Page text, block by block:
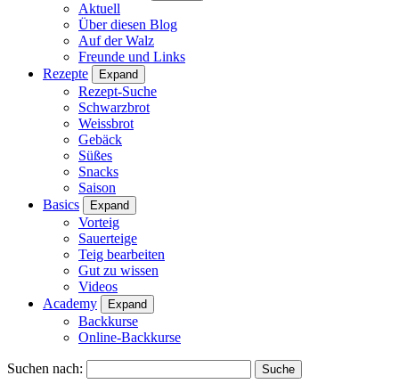
Aktuell
Über diesen Blog
Auf der Walz
Freunde und Links
Rezepte
Expand
Rezept-Suche
Schwarzbrot
Weissbrot
Gebäck
Süßes
Snacks
Saison
Basics
Expand
Vorteig
Sauerteige
Teig bearbeiten
Gut zu wissen
Videos
Academy
Expand
Backkurse
Online-Backkurse
Suchen nach: